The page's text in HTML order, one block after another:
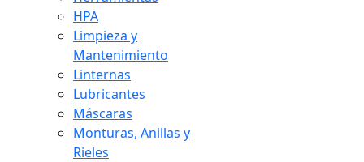
HPA
Limpieza y
Mantenimiento
Linternas
Lubricantes
Máscaras
Monturas, Anillas y
Rieles